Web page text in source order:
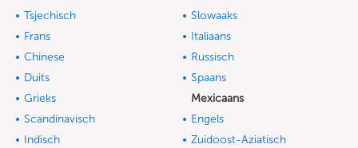
Tsjechisch
Slowaaks
Frans
Italiaans
Chinese
Russisch
Duits
Spaans
Grieks
Mexicaans
Scandinavisch
Engels
Indisch
Zuidoost-Aziatisch